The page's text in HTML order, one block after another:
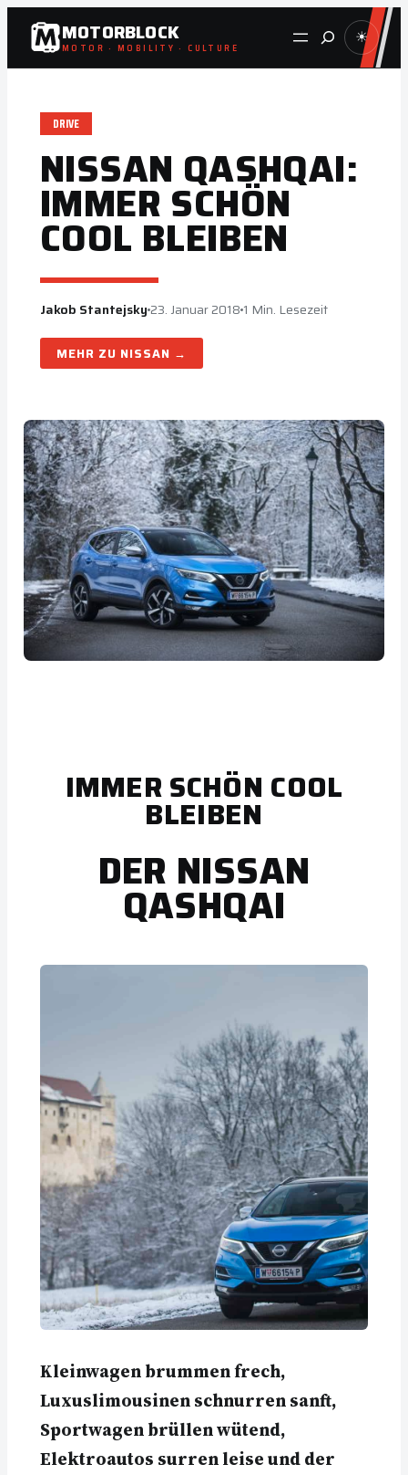
Zum
Inhalt
springen
MOTORBLOCK
MOTOR · MOBILITY · CULTURE Suche ☀
DRIVE
NISSAN QASHQAI:
IMMER SCHÖN
COOL BLEIBEN
Jakob Stantejsky23. Januar 2018 1 Min. Lesezeit
NISSAN
IMMER SCHÖN COOL
BLEIBEN
DER NISSAN
QASHQAI
Kleinwagen brummen frech,
Luxuslimousinen schnurren sanft,
Sportwagen brüllen wütend,
Elektroautos surren leise und der